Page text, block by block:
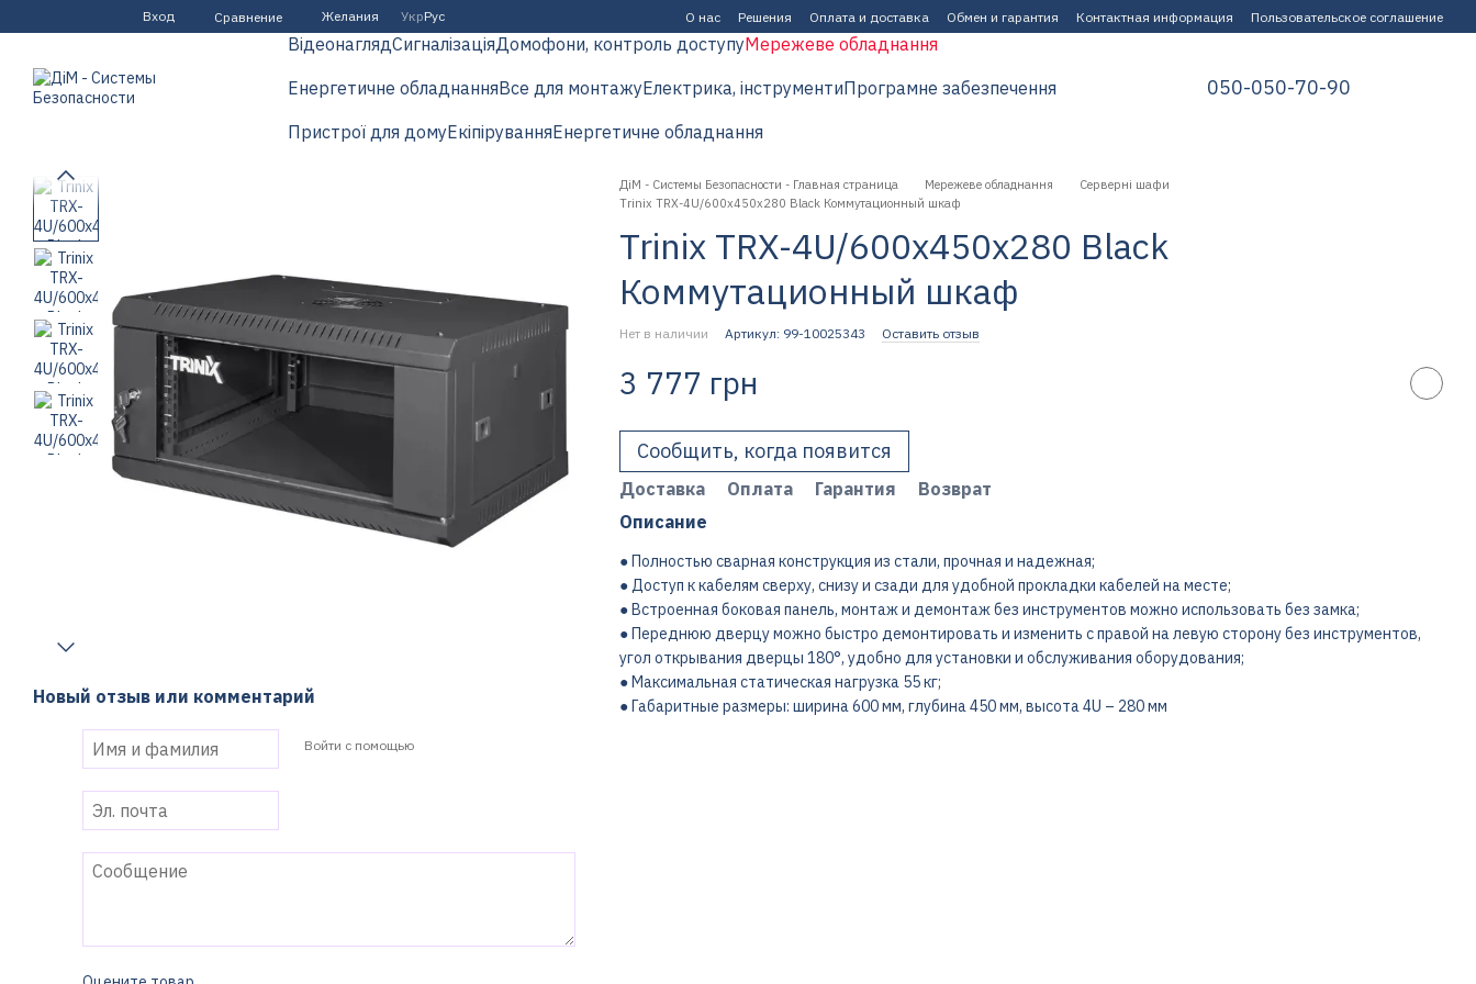
Перейти к основному контенту
Вход Сравнение Желания УкрРус О нас Решения Оплата и доставка Обмен и гарантия Контактная информация Пользовательское соглашение
ВідеонаглядСигналізаціяДомофони, контроль доступуМережеве обладнання
Енергетичне обладнанняВсе для монтажуЕлектрика, інструментиПрограмне забезпечення
Пристрої для домуЕкіпіруванняЕнергетичне обладнання
050-050-70-90
Новый отзыв или комментарий
Войти с помощью
ДіМ - Системы Безопасности - Главная страница Мережеве обладнання
Серверні шафи
Trinix TRX-4U/600x450x280 Black Коммутационный шкаф
Trinix TRX-4U/600x450x280 Black
Коммутационный шкаф
Нет в наличии Артикул: 99-10025343 Оставить отзыв
3 777 грн
Сообщить, когда появится
Доставка Оплата Гарантия
Возврат
Описание
● Полностью сварная конструкция из стали, прочная и надежная;
● Доступ к кабелям сверху, снизу и сзади для удобной прокладки кабелей на месте;
● Встроенная боковая панель, монтаж и демонтаж без инструментов можно использовать без замка;
● Переднюю дверцу можно быстро демонтировать и изменить с правой на левую сторону без инструментов,
угол открывания дверцы 180°, удобно для установки и обслуживания оборудования;
● Максимальная статическая нагрузка 55 кг;
● Габаритные размеры: ширина 600 мм, глубина 450 мм, высота 4U – 280 мм